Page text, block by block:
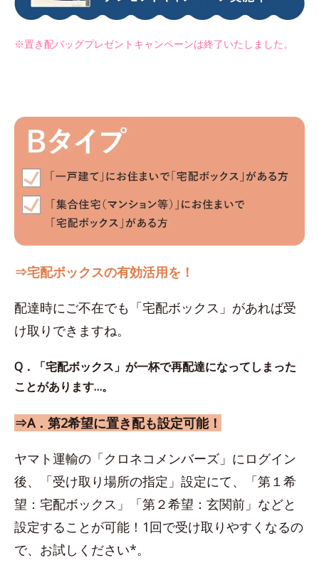
※置き配バッグプレゼントキャンペーンは終了いたしました。
⇒宅配ボックスの有効活用を！
配達時にご不在でも「宅配ボックス」があれば受
け取りできますね。
Q．「宅配ボックス」が一杯で再配達になってしまった
ことがあります…。
⇒A．第2希望に置き配も設定可能！
ヤマト運輸の「クロネコメンバーズ」にログイン
後、「受け取り場所の指定」設定にて、「第１希
望：宅配ボックス」「第２希望：玄関前」などと
設定することが可能！1回で受け取りやすくなるの
で、お試しください*。